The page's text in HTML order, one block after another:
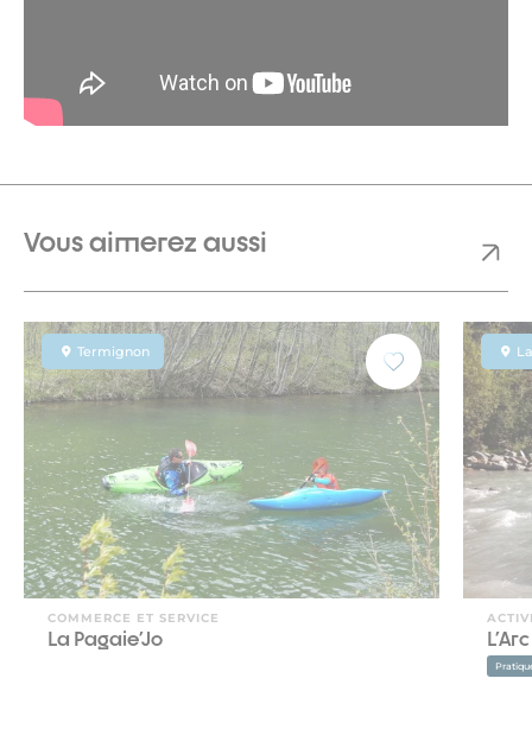
Vous aimerez aussi
Termignon
COMMERCE ET SERVICE
La Pagaie'Jo